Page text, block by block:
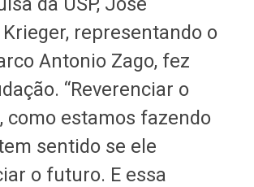
Krieger, representando o
Antonio Zago, fez
“Reverenciar o
como estamos fazendo
sentido se ele
o futuro. E essa